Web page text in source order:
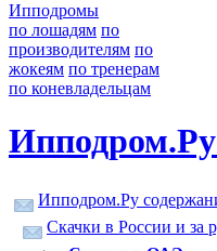
Ипподромы
по лошадям по
производителям по
жокеям по тренерам
по коневладельцам
Ипподром.Ру
Скачки в России и за